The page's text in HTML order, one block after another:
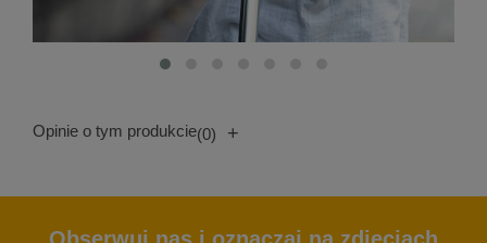
Opinie o tym produkcie(0) +
Obserwuj nas i oznaczaj na zdjęciach